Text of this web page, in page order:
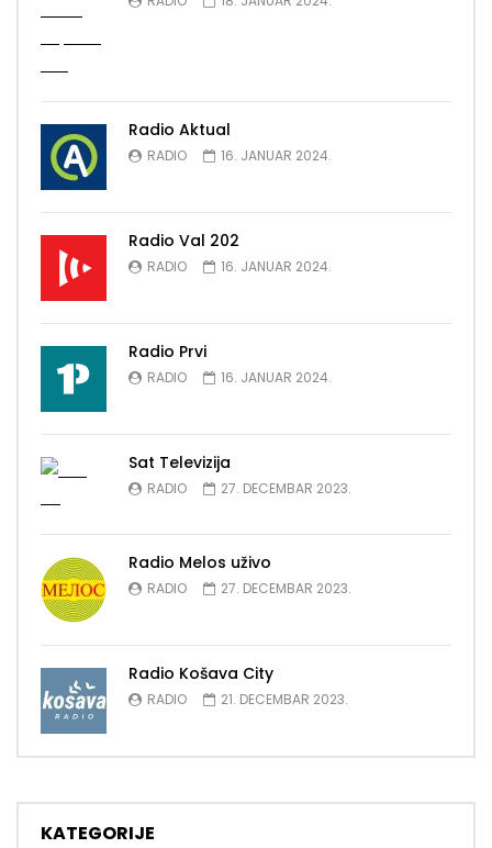
Radio Aktual
RADIO 16. JANUAR 2024.
Radio Val 202
RADIO 16. JANUAR 2024.
Radio Prvi
RADIO 16. JANUAR 2024.
Sat Televizija
RADIO 27. DECEMBAR 2023.
Radio Melos uživo
RADIO 27. DECEMBAR 2023.
Radio Košava City
RADIO 21. DECEMBAR 2023.
KATEGORIJE